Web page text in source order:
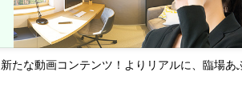
たな動画コンテンツ！よりリアルに、臨場あ